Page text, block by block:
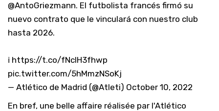
@AntoGriezmann. El futbolista francés firmó su
nuevo contrato que le vinculará con nuestro club
hasta 2026.
ℹ️ https://t.co/fNcIH3fhwp
pic.twitter.com/5hMmzNSoKj
— Atlético de Madrid (@Atleti) October 10, 2022
En bref, une belle affaire réalisée par l'Atlético